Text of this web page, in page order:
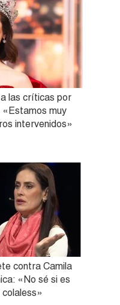
las críticas por
«Estamos muy
intervenidos»
contra Camila
«No sé si es